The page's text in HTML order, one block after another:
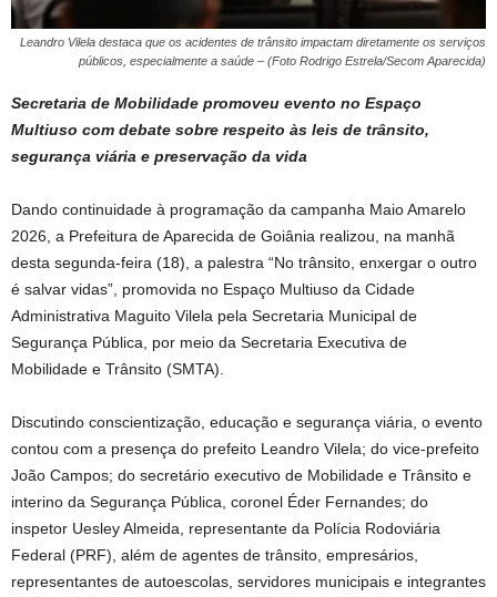
Leandro Vilela destaca que os acidentes de trânsito impactam diretamente os serviços
públicos, especialmente a saúde – (Foto Rodrigo Estrela/Secom Aparecida)
Secretaria de Mobilidade promoveu evento no Espaço
Multiuso com debate sobre respeito às leis de trânsito,
segurança viária e preservação da vida
Dando continuidade à programação da campanha Maio Amarelo
2026, a Prefeitura de Aparecida de Goiânia realizou, na manhã
desta segunda-feira (18), a palestra “No trânsito, enxergar o outro
é salvar vidas”, promovida no Espaço Multiuso da Cidade
Administrativa Maguito Vilela pela Secretaria Municipal de
Segurança Pública, por meio da Secretaria Executiva de
Mobilidade e Trânsito (SMTA).
Discutindo conscientização, educação e segurança viária, o evento
contou com a presença do prefeito Leandro Vilela; do vice-prefeito
João Campos; do secretário executivo de Mobilidade e Trânsito e
interino da Segurança Pública, coronel Éder Fernandes; do
inspetor Uesley Almeida, representante da Polícia Rodoviária
Federal (PRF), além de agentes de trânsito, empresários,
representantes de autoescolas, servidores municipais e integrantes